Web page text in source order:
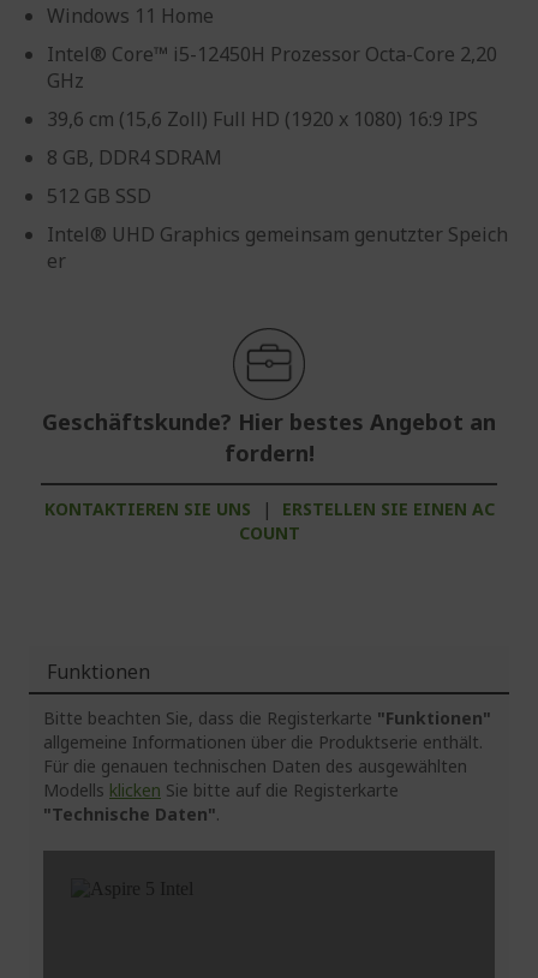
Windows 11 Home
Intel® Core™ i5-12450H Prozessor Octa-Core 2,20
GHz
39,6 cm (15,6 Zoll) Full HD (1920 x 1080) 16:9 IPS
8 GB, DDR4 SDRAM
512 GB SSD
Intel® UHD Graphics gemeinsam genutzter Speich
er
Geschäftskunde? Hier bestes Angebot an
fordern!
KONTAKTIEREN SIE UNS |
ERSTELLEN SIE EINEN AC
COUNT
Funktionen
Bitte beachten Sie, dass die Registerkarte "Funktionen"
allgemeine Informationen über die Produktserie enthält.
Für die genauen technischen Daten des ausgewählten
Modells klicken Sie bitte auf die Registerkarte
"Technische Daten".